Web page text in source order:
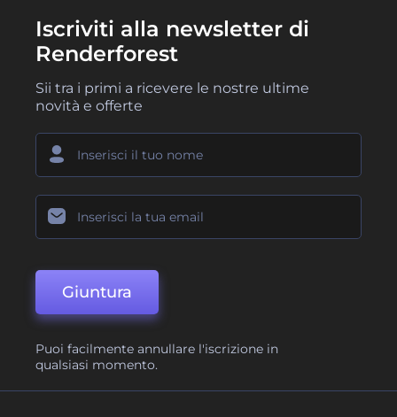
Iscriviti alla newsletter di
Renderforest
Sii tra i primi a ricevere le nostre ultime
novità e offerte
Giuntura
Puoi facilmente annullare l'iscrizione in
qualsiasi momento.